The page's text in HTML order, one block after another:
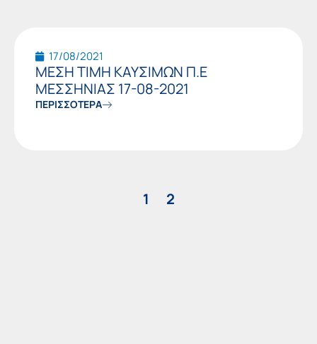
17/08/2021
ΜΕΣΗ ΤΙΜΗ ΚΑΥΣΙΜΩΝ Π.Ε
ΜΕΣΣΗΝΙΑΣ 17-08-2021
ΠΕΡΙΣΣΟΤΕΡΑ
1 2